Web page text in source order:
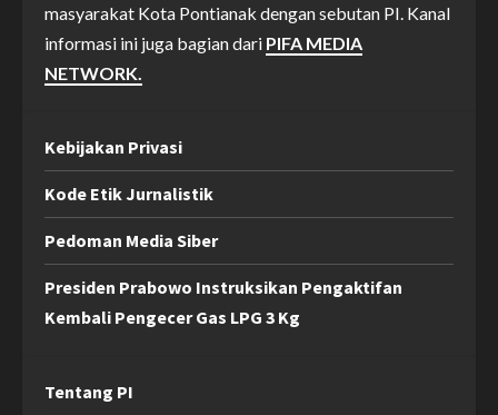
masyarakat Kota Pontianak dengan sebutan PI. Kanal
informasi ini juga bagian dari PIFA MEDIA
NETWORK.
Kebijakan Privasi
Kode Etik Jurnalistik
Pedoman Media Siber
Presiden Prabowo Instruksikan Pengaktifan
Kembali Pengecer Gas LPG 3 Kg
Tentang PI